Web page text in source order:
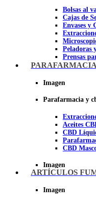
Bolsas al
Cajas de
Envases y
Peladoras
Prensas
Secadores
Imagen
Parafarmacia y
Aceites
CBD
CBD
Imagen
ARTÍCULOS
Imagen